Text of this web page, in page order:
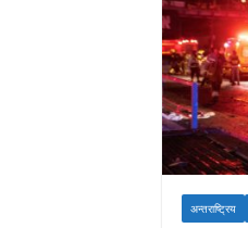
अन्तराष्ट्रिय